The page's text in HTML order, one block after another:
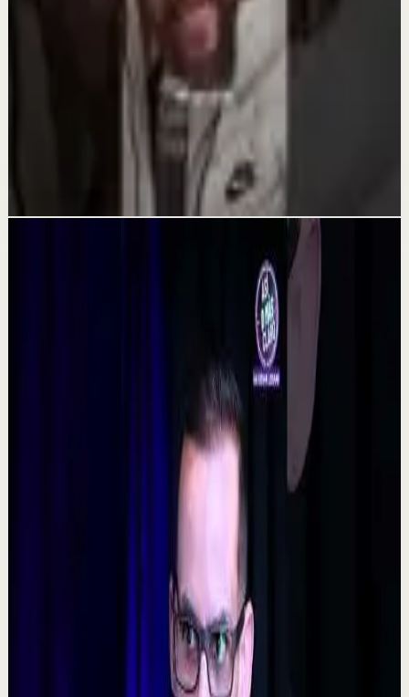
Aprendí a amar a todos, menos a mí | Daniel
PERDISTE EL TRONO - Daniel Habif
La consecuencia de una falta de desconexión.
#tevasamorir #huracandreyfus #diegodreyfus
Video estándar
𝐓𝐨𝐦𝐚 𝐥𝐚𝐬 𝐝𝐞𝐜𝐢𝐬𝐢𝐨𝐧𝐞𝐬 𝐝𝐢𝐟í𝐜𝐢𝐥𝐞𝐬 - Poderoso Discurso